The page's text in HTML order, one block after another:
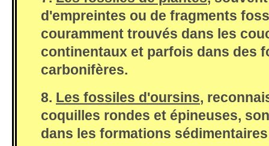
d'empreintes ou de fragments
couramment trouvés dans les
continentaux et parfois dans des
carbonifères.
8. Les fossiles d'oursins,
coquilles rondes et épineuses,
dans les formations